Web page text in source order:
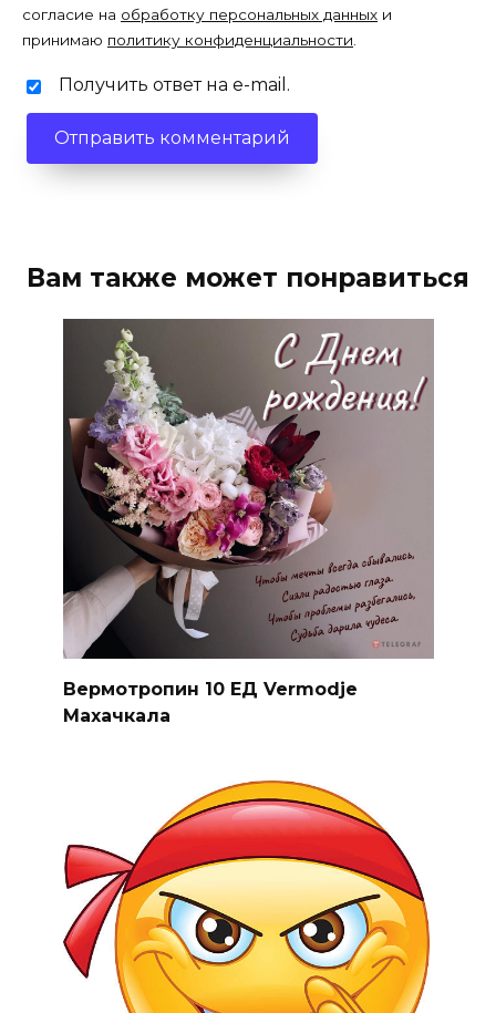
согласие на обработку персональных данных и
принимаю политику конфиденциальности.
Получить ответ на e-mail.
Вам также может понравиться
Вермотропин 10 ЕД Vermodje
Махачкала